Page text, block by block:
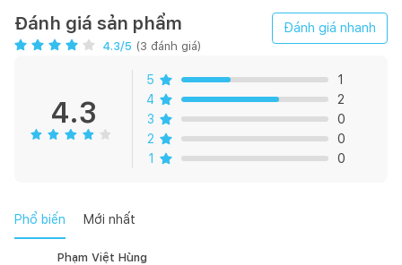
Công suất sấy khô tối đa (kg): 9
ĐIỀU KHIỂN & MÀN HÌNH
Bộ hẹn giờ trễ: Có
Loại màn hình: LED
DD 6 Chuyển động: Không
Bình ngưng tự động làm sạch: Có
Đánh giá sản phẩm
4.3/5 (3 đánh giá)
Đánh giá nhanh
4.3
5
1
4
2
3
0
2
0
1
0
Phổ biến Mới nhất
Phạm Việt Hùng